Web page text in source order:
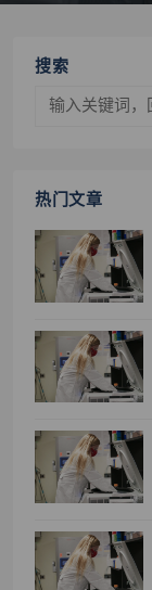
搜索
热门文章